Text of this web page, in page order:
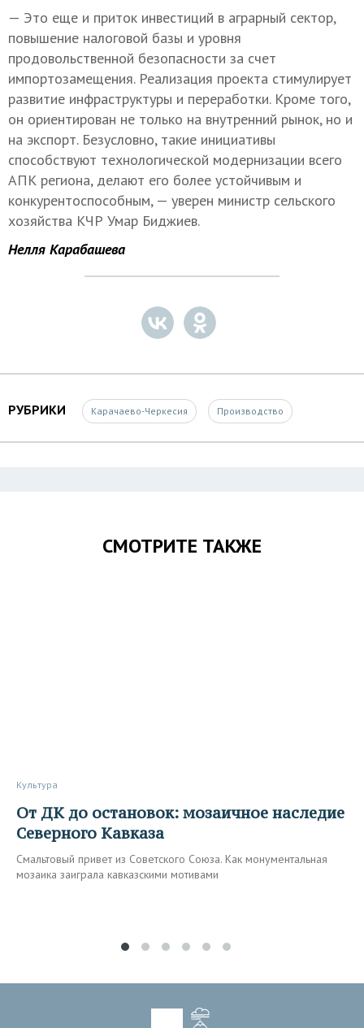
— Это еще и приток инвестиций в аграрный сектор,
повышение налоговой базы и уровня
продовольственной безопасности за счет
импортозамещения. Реализация проекта стимулирует
развитие инфраструктуры и переработки. Кроме того,
он ориентирован не только на внутренний рынок, но и
на экспорт. Безусловно, такие инициативы
способствуют технологической модернизации всего
АПК региона, делают его более устойчивым и
конкурентоспособным, — уверен министр сельского
хозяйства КЧР Умар Биджиев.
Нелля Карабашева
РУБРИКИ Карачаево-Черкесия Производство
СМОТРИТЕ ТАКЖЕ
Культура
От ДК до остановок: мозаичное наследие
Северного Кавказа
Смальтовый привет из Советского Союза. Как монументальная
мозаика заиграла кавказскими мотивами